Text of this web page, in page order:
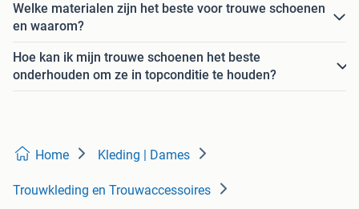
Welke materialen zijn het beste voor trouwe schoenen
en waarom?
Hoe kan ik mijn trouwe schoenen het beste
onderhouden om ze in topconditie te houden?
Home Kleding | Dames
Trouwkleding en Trouwaccessoires